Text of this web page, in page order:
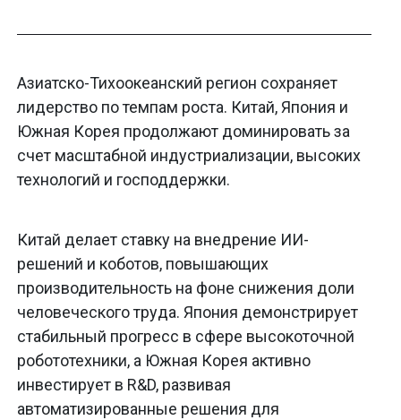
Азиатско-Тихоокеанский регион сохраняет
лидерство по темпам роста. Китай, Япония и
Южная Корея продолжают доминировать за
счет масштабной индустриализации, высоких
технологий и господдержки.
Китай делает ставку на внедрение ИИ-
решений и коботов, повышающих
производительность на фоне снижения доли
человеческого труда. Япония демонстрирует
стабильный прогресс в сфере высокоточной
робототехники, а Южная Корея активно
инвестирует в R&D, развивая
автоматизированные решения для